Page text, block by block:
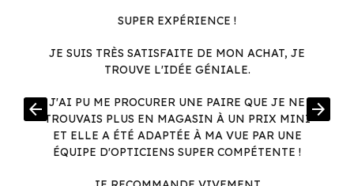
SUPER EXPÉRIENCE !
JE SUIS TRÈS SATISFAITE DE MON ACHAT, JE
TROUVE L'IDÉE GÉNIALE.
J'AI PU ME PROCURER UNE PAIRE QUE JE NE
TROUVAIS PLUS EN MAGASIN À UN PRIX MINI
ET ELLE A ÉTÉ ADAPTÉE À MA VUE PAR UNE
ÉQUIPE D'OPTICIENS SUPER COMPÉTENTE !
arrow_back arrow_forward